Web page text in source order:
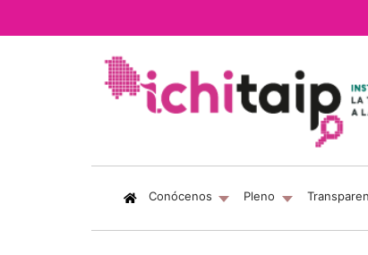
Conócenos (current)
Pleno